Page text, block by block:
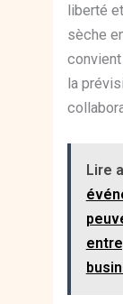
liberté
sèche
la
Lire